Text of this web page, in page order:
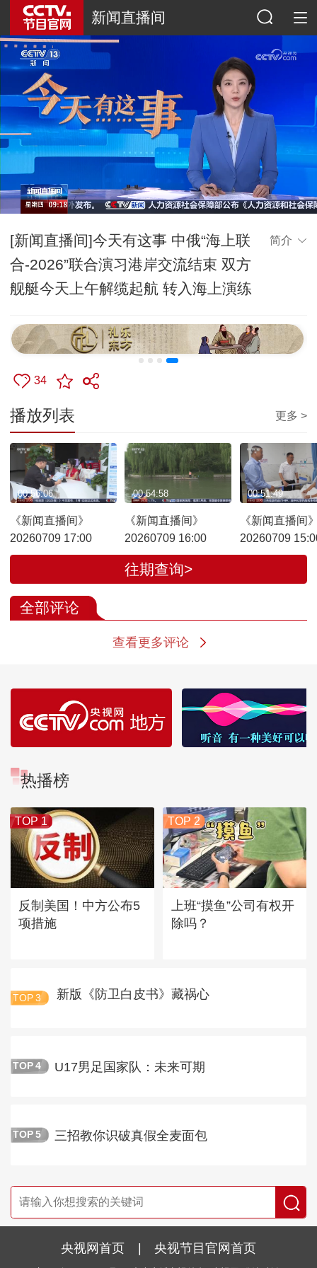
新闻直播间
[新闻直播间]今天有这事 中俄“海上联
合-2026”联合演习港岸交流结束 双方
舰艇今天上午解缆起航 转入海上演练
简介
34
播放列表 更多 >
《新闻直播间》
20260709 17:00
00:56:06
《新闻直播间》
20260709 16:00
00:54:58
《新闻直播间
20260709
00:51:49
往期查询>
全部评论
查看更多评论
热播榜
TOP 1
反制美国！中方公布5
项措施
TOP 2
上班“摸鱼”公司有权开
除吗？
TOP 3 新版《防卫白皮书》藏祸心
TOP 4 U17男足国家队：未来可期
TOP 5 三招教你识破真假全麦面包
央视网首页 | 央视节目官网首页